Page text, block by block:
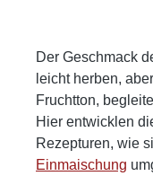
info@wild-
Manuel,
Comté oder
großartig zu
Sauerteigbrot
Gattung Brand
49%vol. Füllmenge 0,7l Erntejahr 1986
Herkunft der
Der Geschmack
leicht herben,
Fruchtton,
Hier entwicklen
Rezepturen, wie
Einmaischung